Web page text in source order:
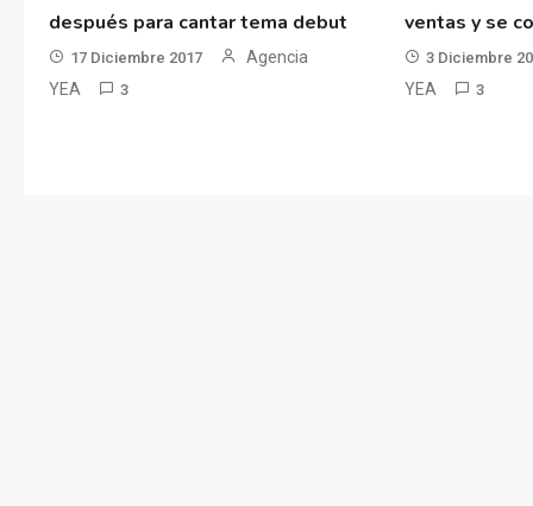
después para cantar tema debut
17 Diciembre 2017
Agencia
YEA
3
ventas y se
3 Diciembre
YEA
3